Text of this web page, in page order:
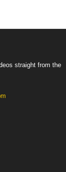
straight from the